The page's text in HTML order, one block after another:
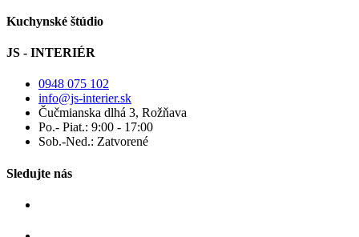
Kuchynské štúdio
JS - INTERIÉR
0948 075 102
info@js-interier.sk
Čučmianska dlhá 3, Rožňava
Po.- Piat.: 9:00 - 17:00
Sob.-Ned.: Zatvorené
Sledujte nás